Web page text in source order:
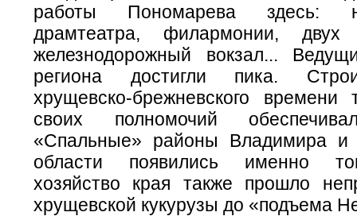
работы Пономарева здесь:
драмтеатра, филармонии,
железнодорожный вокзал...
региона достигли пика.
хрущевско-брежневского
своих полномочий
«Спальные» районы Владимира и
области появились именно
хозяйство края также прошло
хрущевской кукурузы до «подъема